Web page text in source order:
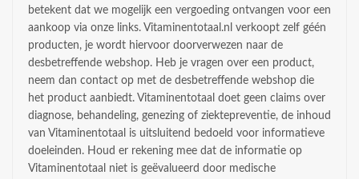
betekent dat we mogelijk een vergoeding ontvangen voor een
aankoop via onze links. Vitaminentotaal.nl verkoopt zelf géén
producten, je wordt hiervoor doorverwezen naar de
desbetreffende webshop. Heb je vragen over een product,
neem dan contact op met de desbetreffende webshop die
het product aanbiedt. Vitaminentotaal doet geen claims over
diagnose, behandeling, genezing of ziektepreventie, de inhoud
van Vitaminentotaal is uitsluitend bedoeld voor informatieve
doeleinden. Houd er rekening mee dat de informatie op
Vitaminentotaal niet is geëvalueerd door medische